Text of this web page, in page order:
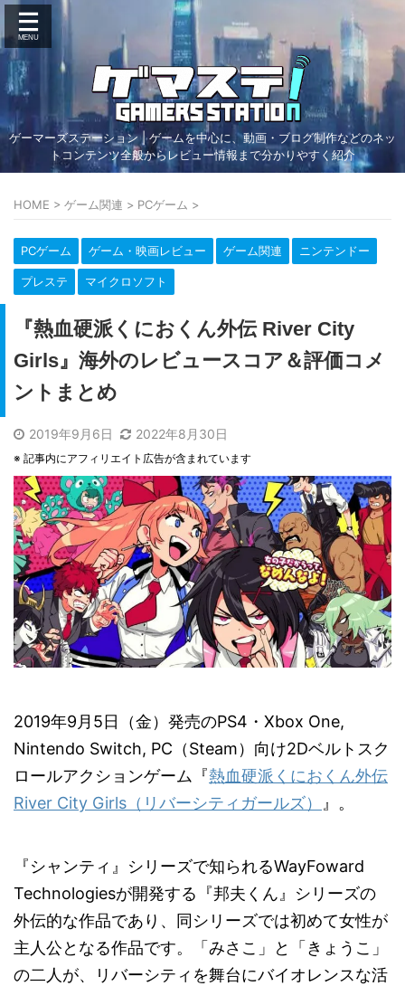
ゲーマーズステーション | ゲームを中心に、動画・ブログ制作などのネッ
トコンテンツ全般からレビュー情報まで分かりやすく紹介
HOME > ゲーム関連 > PCゲーム >
PCゲーム ゲーム・映画レビュー ゲーム関連 ニンテンドー
プレステ マイクロソフト
『熱血硬派くにおくん外伝 River City
Girls』海外のレビュースコア＆評価コメ
ントまとめ
2019年9月6日 2022年8月30日
※ 記事内にアフィリエイト広告が含まれています
2019年9月5日（金）発売のPS4・Xbox One,
Nintendo Switch, PC（Steam）向け2Dベルトスク
ロールアクションゲーム『熱血硬派くにおくん外伝
River City Girls（リバーシティガールズ） 』。
『シャンティ』シリーズで知られるWayFoward
Technologiesが開発する『邦夫くん』シリーズの
外伝的な作品であり、同シリーズでは初めて女性が
主人公となる作品です。「みさこ」と「きょうこ」
の二人が、リバーシティを舞台にバイオレンスな活